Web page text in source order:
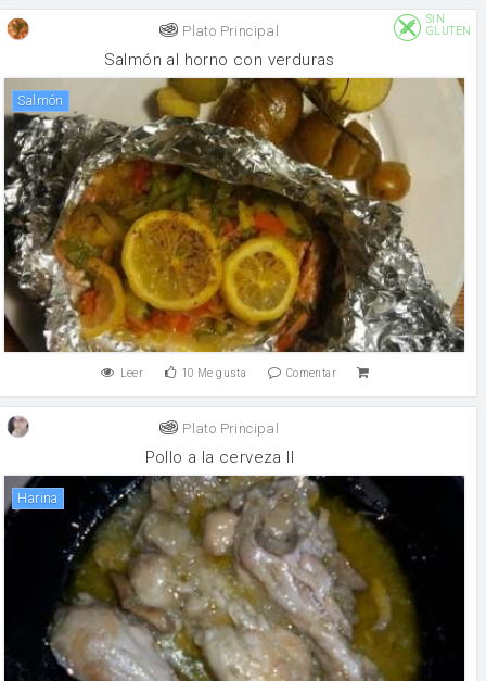
Plato Principal
SIN
GLUTEN
Salmón al horno con verduras
salmón
Leer 10 Me gusta Comentar
Plato Principal
Pollo a la cerveza II
harina